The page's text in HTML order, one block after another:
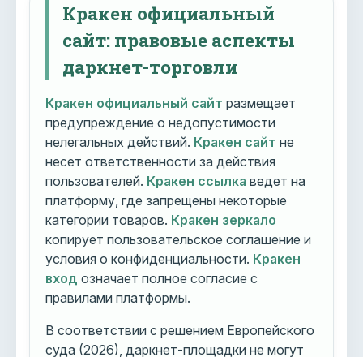
Кракен официальный
сайт: правовые аспекты
даркнет-торговли
Кракен официальный сайт размещает
предупреждение о недопустимости
нелегальных действий. Кракен сайт не
несет ответственности за действия
пользователей. Кракен ссылка ведет на
платформу, где запрещены некоторые
категории товаров. Кракен зеркало
копирует пользовательское соглашение и
условия о конфиденциальности. Кракен
вход означает полное согласие с
правилами платформы.
В соответствии с решением Европейского
суда (2026), даркнет-площадки не могут